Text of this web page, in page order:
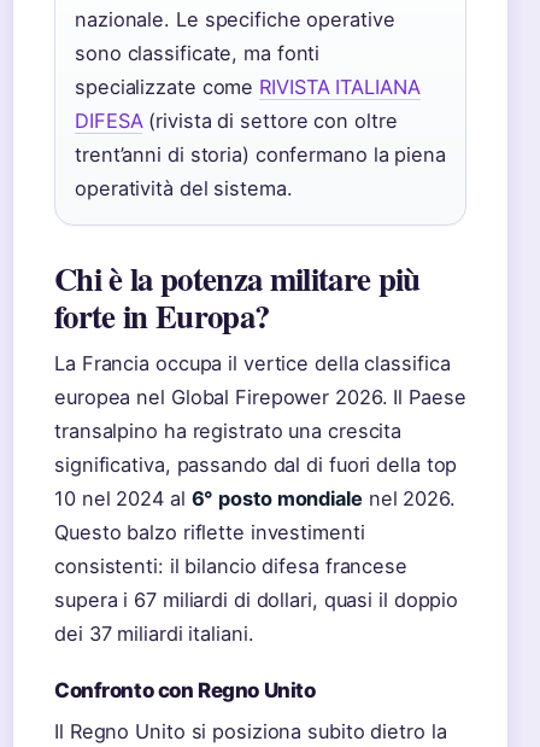
nazionale. Le specifiche operative
sono classificate, ma fonti
specializzate come RIVISTA ITALIANA
DIFESA(rivista di settore con oltre
trent’anni di storia) confermano la piena
operatività del sistema.
Chi è la potenza militare più
forte in Europa?
La Francia occupa il vertice della classifica
europea nel Global Firepower 2026. Il Paese
transalpino ha registrato una crescita
significativa, passando dal di fuori della top
10 nel 2024 al 6° posto mondialenel 2026.
Questo balzo riflette investimenti
consistenti: il bilancio difesa francese
supera i 67 miliardi di dollari, quasi il doppio
dei 37 miliardi italiani.
Confronto con Regno Unito
Il Regno Unito si posiziona subito dietro la